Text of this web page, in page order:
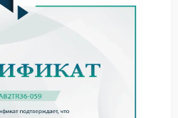
элементами питания и
обеспечения и
сбоев.
и лицевых панелей
повреждений.